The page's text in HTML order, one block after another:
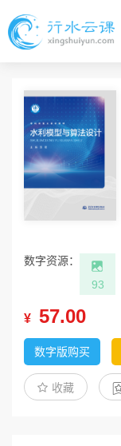
数字资源：
93
¥ 57.00
数字版购买
收藏